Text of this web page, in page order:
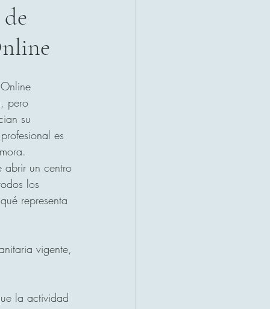
pero
su
es
abrir un centro
los
representa
vigente,
la actividad